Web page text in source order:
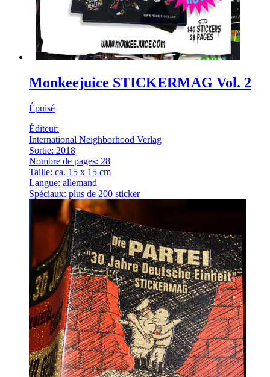
Monkeejuice STICKERMAG Vol. 2
Épuisé
Éditeur:
International Neighborhood Verlag
Sortie: 2018
Nombre de pages: 28
Taille: ca. 15 x 15 cm
Langue: allemand
Spéciaux: plus de 200 sticker